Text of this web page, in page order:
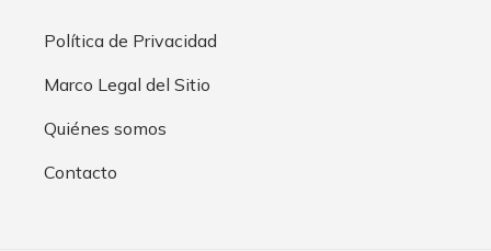
Política de Privacidad
Marco Legal del Sitio
Quiénes somos
Contacto